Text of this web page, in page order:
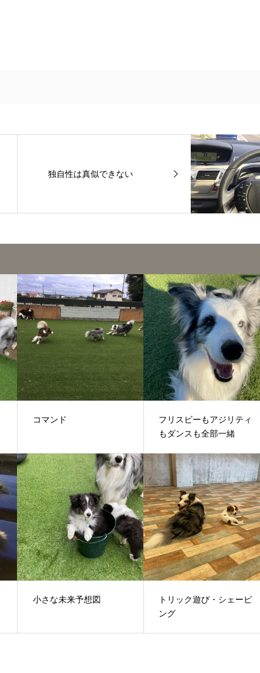
独自性は真似できない
コマンド
フリスビーもアジリティ
もダンスも全部一緒
小さな未来予想図
トリック遊び・シェーピ
ング